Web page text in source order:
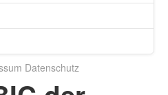
Datenschutz